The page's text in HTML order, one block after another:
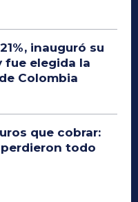
inauguró su
fue elegida la
Colombia
que cobrar:
todo